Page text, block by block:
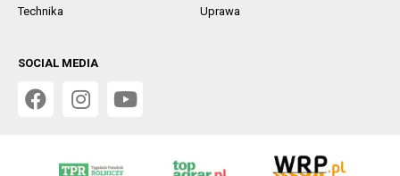
Technika
Uprawa
SOCIAL MEDIA